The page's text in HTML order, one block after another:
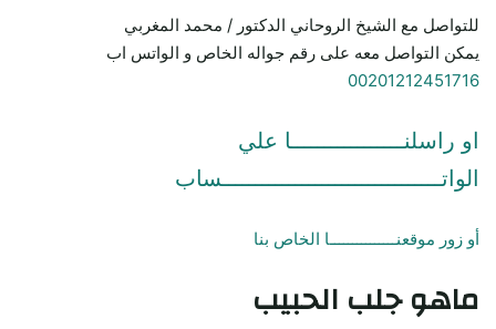
للتواصل مع الشيخ الروحاني الدكتور / محمد المغربي
يمكن التواصل معه على رقم جواله الخاص و الواتس اب
00201212451716
او راسلنـــــــــــــــــا علي
الواتـــــــــــــــــــــــــــــــــساب
أو زور موقعنـــــــــــــــا الخاص بنا
ماهو جلب الحبيب